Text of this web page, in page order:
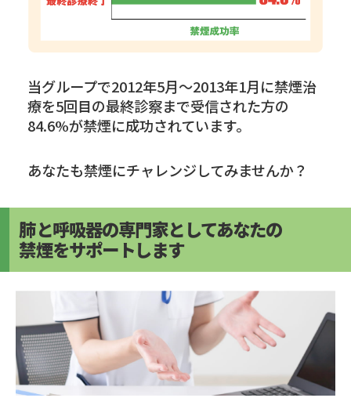
当グループで2012年5月～2013年1月に禁煙治
療を5回目の最終診察まで受信された方の
84.6%が禁煙に成功されています。
あなたも禁煙にチャレンジしてみませんか？
肺と呼吸器の専門家としてあなたの
禁煙をサポートします